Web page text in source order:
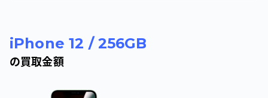
iPhone 12 / 256GB
の買取金額